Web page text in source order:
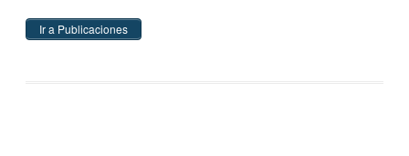
Ir a Publicaciones